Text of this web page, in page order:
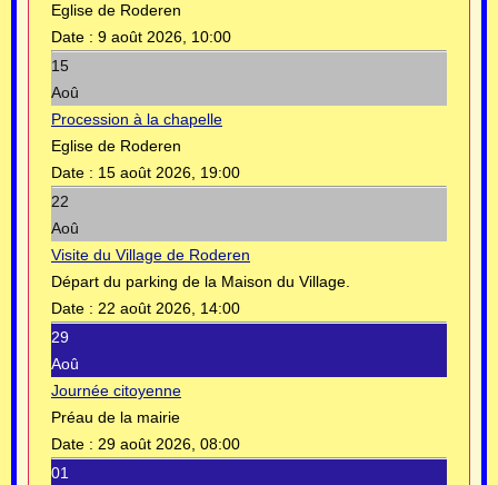
Eglise de Roderen
Date : 9 août 2026, 10:00
15
Aoû
Procession à la chapelle
Eglise de Roderen
Date : 15 août 2026, 19:00
22
Aoû
Visite du Village de Roderen
Départ du parking de la Maison du Village.
Date : 22 août 2026, 14:00
29
Aoû
Journée citoyenne
Préau de la mairie
Date : 29 août 2026, 08:00
01